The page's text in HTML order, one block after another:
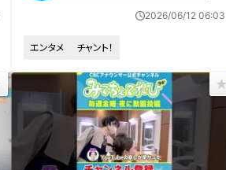
2026/06/12 06:03
エンタメ チャント！